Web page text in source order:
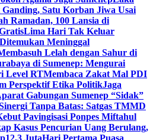
Satu Korban Jiwa Usai
Ramadan, 100 Lansia di
Lima Hari Tak Keluar
Meninggal
Lelah dengan Sahur di
di Sumenep: Mengurai
Level RTMembaca Zakat Mal PDI
Perspektif Etika PolitikJaga
Gabungan Sumenep “Sidak”
Tanpa Batas: Satgas TMMD
Pavingisasi Ponpes Miftahul
Kasus Pencurian Uang Berulang,